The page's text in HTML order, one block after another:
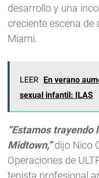
desarrollo y una
creciente escena de
Miami.
LEER
En verano
sexual infantil: ILAS
“Estamos trayendo
Midtown,”dijo Nico
Operaciones de
tenista profesional